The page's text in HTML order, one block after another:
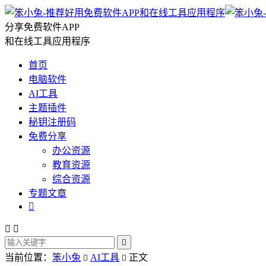
分享免费软件APP
和在线工具应用程序
首页
电脑软件
AI工具
主题插件
秘钥注册码
免费分享
办公资源
教育资源
综合资源
专题文章

 

当前位置： 笨小兔  AI工具  正文